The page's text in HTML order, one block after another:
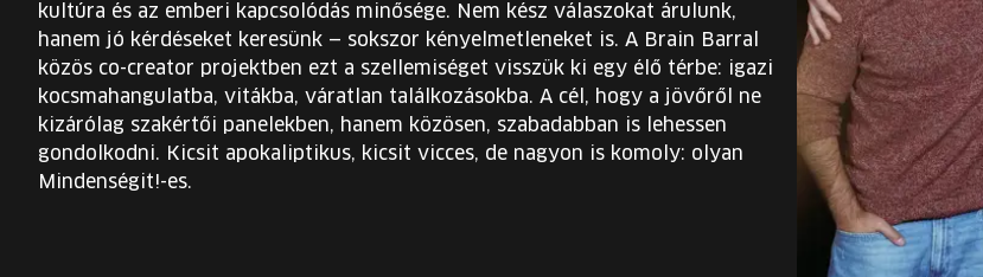
kultúra és az emberi kapcsolódás minősége. Nem kész válaszokat árulunk,
hanem jó kérdéseket keresünk — sokszor kényelmetleneket is. A Brain Barral
közös co-creator projektben ezt a szellemiséget visszük ki egy élő térbe: igazi
kocsmahangulatba, vitákba, váratlan találkozásokba. A cél, hogy a jövőről ne
kizárólag szakértői panelekben, hanem közösen, szabadabban is lehessen
gondolkodni. Kicsit apokaliptikus, kicsit vicces, de nagyon is komoly: olyan
Mindenségit!-es.